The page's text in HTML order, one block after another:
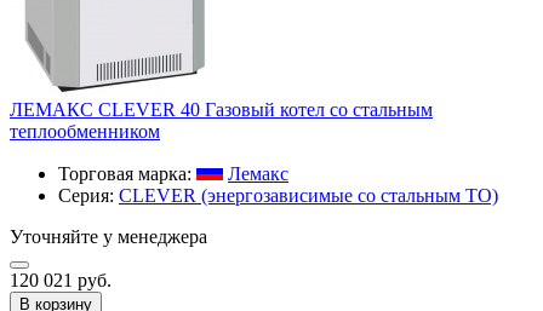
ЛЕМАКС CLEVER 40 Газовый котел со стальным
теплообменником
Торговая марка:
Лемакс
Серия: CLEVER (энергозависимые со стальным ТО)
Уточняйте у менеджера
120 021 руб.
В корзину